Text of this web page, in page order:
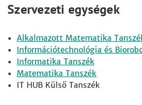
Szervezeti egységek
Alkalmazott Matematika
Információtechnológia és
Informatika Tanszék
Matematika Tanszék
IT HUB Külső Tanszék